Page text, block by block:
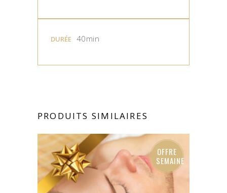
DURÉE 40min
PRODUITS SIMILAIRES
OFFRE
SEMAINE